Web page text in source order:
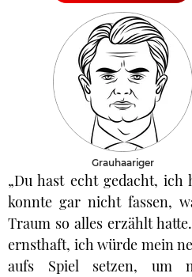
Grauhaariger
„Du hast echt gedacht,
konnte gar nicht fassen,
Traum so alles erzählt
ernsthaft, ich würde mein
aufs Spiel setzen, um